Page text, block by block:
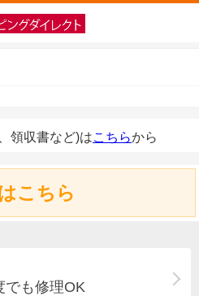
領収書など)はこちらから
こちら
でも修理OK